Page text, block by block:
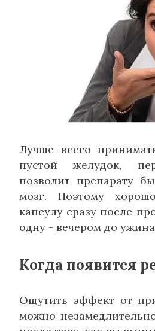
Лучше всего
пустой желудок,
позволит препарату
мозг. Поэтому
капсулу сразу после
одну - вечером до
Когда появится
Ощутить эффект от
можно